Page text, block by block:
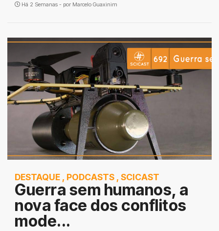
Há 2 Semanas - por Marcelo Guaxinim
DESTAQUE , PODCASTS , SCICAST
Guerra sem humanos, a
nova face dos conflitos
mode...